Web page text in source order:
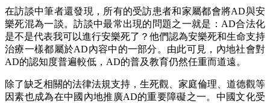
在訪談中筆者還發現，所有的受訪患者和家屬都會將AD與安
樂死混為一談。訪談中最常出現的問題之一就是：AD合法化
是不是代表我可以進行安樂死了？他們認為安樂死和生命支持
治療一樣都屬於AD內容中的一部分。由此可見，內地社會對
AD的認知度普遍較低，AD的普及教育仍然任重而道遠。
除了缺乏相關的法律法規支持，生死觀、家庭倫理、道德觀等
因素也成為在中國內地推廣AD的重要障礙之一。中國文化受